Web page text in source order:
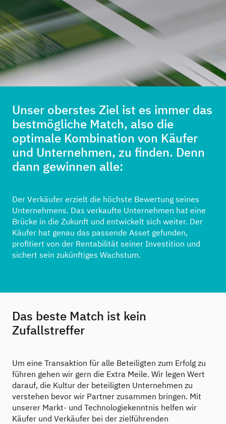
Unser oberstes Ziel ist es immer das
bestmögliche Match, also die
optimale Kombination von Käufer
und Unternehmen, zu finden. Denn
dann gewinnen alle:
Der Verkäufer erzielt die höchste Bewertung seines
Unternehmens. Das verkaufte Unternehmen hat eine
Brücke in die Zukunft und entwickelt sich weiter. Der
Käufer hat genau das passende Asset gefunden,
profitiert von der Rentabilität seiner Investition und
sichert sein zukünftiges Wachstum.
Das beste Match ist kein
Zufallstreffer
Um eine Transaktion für alle Beteiligten zum Erfolg zu
führen gehen wir gern die Extra Meile. Wir legen Wert
darauf, die Kultur der beteiligten Unternehmen zu
verstehen bevor wir Partner zusammen bringen. Mit
unserer Markt- und Technologiekenntnis helfen wir
Käufer und Verkäufer bei der zielführenden